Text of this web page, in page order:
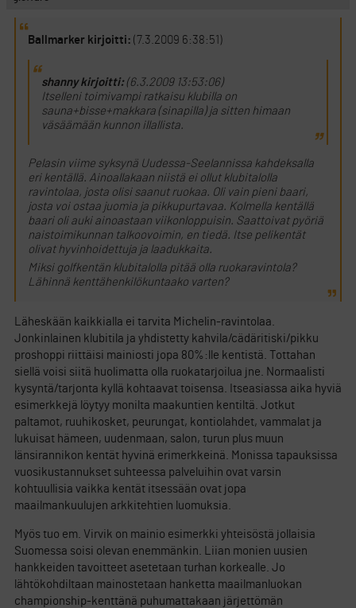
Ballmarker kirjoitti: (7.3.2009 6:38:51)
shanny kirjoitti:(6.3.2009 13:53:06)
Itselleni toimivampi ratkaisu klubilla on
sauna+bisse+makkara (sinapilla) ja sitten himaan
väsäämään kunnon illallista.
Pelasin viime syksynä Uudessa-Seelannissa kahdeksalla
eri kentällä. Ainoallakaan niistä ei ollut klubitalolla
ravintolaa, josta olisi saanut ruokaa. Oli vain pieni baari,
josta voi ostaa juomia ja pikkupurtavaa. Kolmella kentällä
baari oli auki ainoastaan viikonloppuisin. Saattoivat pyöriä
naistoimikunnan talkoovoimin, en tiedä. Itse pelikentät
olivat hyvinhoidettuja ja laadukkaita.
Miksi golfkentän klubitalolla pitää olla ruokaravintola?
Lähinnä kenttähenkilökuntaako varten?
Läheskään kaikkialla ei tarvita Michelin-ravintolaa.
Jonkinlainen klubitila ja yhdistetty kahvila/cädäritiski/pikku
proshoppi riittäisi mainiosti jopa 80%:lle kentistä. Tottahan
siellä voisi siitä huolimatta olla ruokatarjoilua jne. Normaalisti
kysyntä/tarjonta kyllä kohtaavat toisensa. Itseasiassa aika hyviä
esimerkkejä löytyy monilta maakuntien kentiltä. Jotkut
paltamot, ruuhikosket, peurungat, kontiolahdet, vammalat ja
lukuisat hämeen, uudenmaan, salon, turun plus muun
länsirannikon kentät hyvinä erimerkkeinä. Monissa tapauksissa
vuosikustannukset suhteessa palveluihin ovat varsin
kohtuullisia vaikka kentät itsessään ovat jopa
maailmankuulujen arkkitehtien luomuksia.
Myös tuo em. Virvik on mainio esimerkki yhteisöstä jollaisia
Suomessa soisi olevan enemmänkin. Liian monien uusien
hankkeiden tavoitteet asetetaan turhan korkealle. Jo
lähtökohdiltaan mainostetaan hanketta maailmanluokan
championship-kenttänä puhumattakaan järjettömän